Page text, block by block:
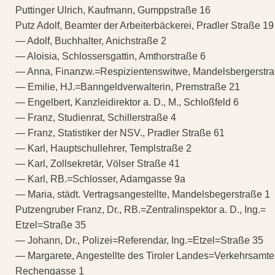
Puttinger Ulrich, Kaufmann, Gumppstraße 16
Putz Adolf, Beamter der Arbeiterbäckerei, Pradler Straße 19
— Adolf, Buchhalter, Anichstraße 2
— Aloisia, Schlossersgattin, Amthorstraße 6
— Anna, Finanzw.=Respizientenswitwe,
— Emilie, HJ.=Banngeldverwalterin, Premstraße 21
— Engelbert, Kanzleidirektor a. D., M., Schloßfeld 6
— Franz, Studienrat, Schillerstraße 4
— Franz, Statistiker der NSV., Pradler Straße 61
— Karl, Hauptschullehrer, Templstraße 2
— Karl, Zollsekretär, Völser Straße 41
— Karl, RB.=Schlosser, Adamgasse 9a
— Maria, städt. Vertragsangestellte, Mandelsbegerstraße 1
Putzengruber Franz, Dr., RB.=Zentralinspektor a. D., Ing.=
Etzel=Straße 35
— Johann, Dr., Polizei=Referendar, Ing.=Etzel=Straße 35
— Margarete, Angestellte des Tiroler
Rechengasse 1